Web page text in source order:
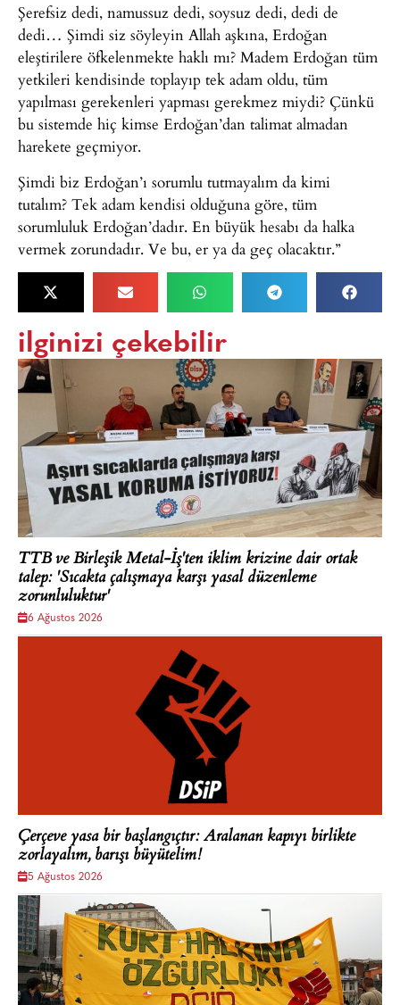
Şerefsiz dedi, namussuz dedi, soysuz dedi, dedi de
dedi… Şimdi siz söyleyin Allah aşkına, Erdoğan
eleştirilere öfkelenmekte haklı mı? Madem Erdoğan tüm
yetkileri kendisinde toplayıp tek adam oldu, tüm
yapılması gerekenleri yapması gerekmez miydi? Çünkü
bu sistemde hiç kimse Erdoğan’dan talimat almadan
harekete geçmiyor.
Şimdi biz Erdoğan’ı sorumlu tutmayalım da kimi
tutalım? Tek adam kendisi olduğuna göre, tüm
sorumluluk Erdoğan’dadır. En büyük hesabı da halka
vermek zorundadır. Ve bu, er ya da geç olacaktır.”
ilginizi çekebilir
TTB ve Birleşik Metal-İş'ten iklim krizine dair ortak
talep: 'Sıcakta çalışmaya karşı yasal düzenleme
zorunluluktur'
6 Ağustos 2026
Çerçeve yasa bir başlangıçtır: Aralanan kapıyı birlikte
zorlayalım, barışı büyütelim!
5 Ağustos 2026